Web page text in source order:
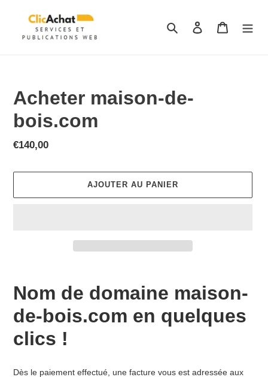
RechercherSe connecter
Panier
Acheter maison-de-
bois.com
Prix
€140,00
AJOUTER AU PANIER
produit
votre
panier
Nom de domaine maison-
de-bois.com en quelques
clics !
Dès le paiement effectué, une facture vous est adressée aux